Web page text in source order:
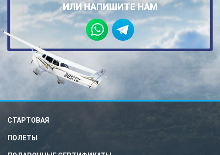
ИЛИ НАПИШИТЕ НАМ
СТАРТОВАЯ
ПОЛЕТЫ